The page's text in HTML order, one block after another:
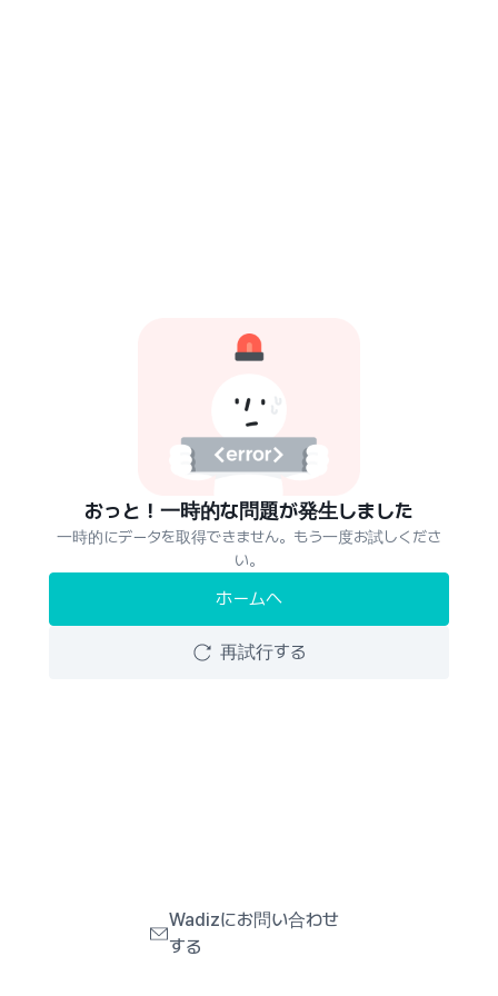
おっと！一時的な問題が発生しました
一時的にデータを取得できません。もう一度お試しくださ
い。
ホームへ
再試行する
Wadizにお問い合わせ
する